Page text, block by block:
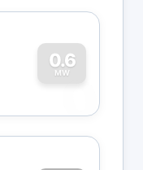
0.6
MW
0